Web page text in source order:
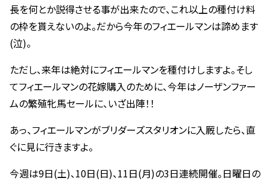
長を何とか説得させる事が出来たので、これ以上の種付け料
の枠を貰えないのよ。だから今年のフィエールマンは諦めます
(泣)。
ただし、来年は絶対にフィエールマンを種付けしますよ。そし
てフィエールマンの花嫁購入のために、今年はノーザンファー
ムの繁殖牝馬セールに、いざ出陣！！
あっ、フィエールマンがブリダーズスタリオンに入厩したら、直
ぐに見に行きますよ。
今週は9日(土)、10日(日)、11日(月)の3日連続開催。日曜日の